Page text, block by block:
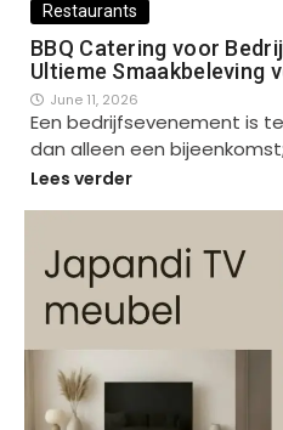
Restaurants
BBQ Catering voor
Ultieme Smaakbeleving
June 11, 2026
Een bedrijfsevenement is
dan alleen een
Lees verder